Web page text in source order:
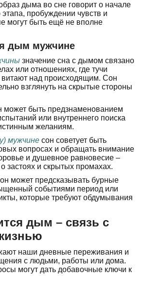
дыма во сне говорит о начале
пробуждении чувств и
могут быть ещё не вполне
дым мужчине
значение сна с дымом связано
или отношениях, где тучи
витают над происходящим. Сон
взглянуть на скрытые стороны
может быть предзнаменованием
или внутреннего поиска
желаниям.
мужчине сон советует быть
вопросах и обращать внимание
и душевное равновесие –
застоях и скрытых промахах.
может предсказывать бурные
событиями период или
которые требуют обдумывания
дым – связь с
наши дневные переживания и
с людьми, работы или дома.
могут дать добавочные ключи к